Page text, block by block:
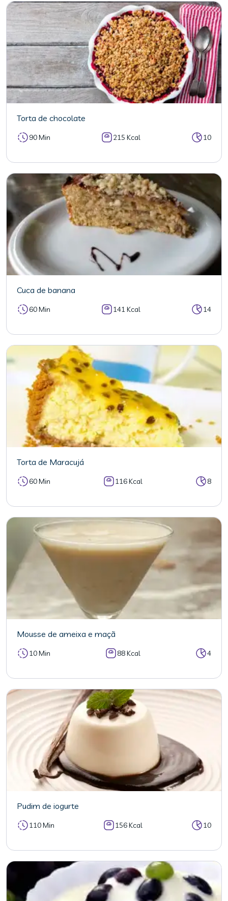
Torta de chocolate
90 Min 215 Kcal 10
Cuca de banana
60 Min 141 Kcal 14
Torta de Maracujá
60 Min 116 Kcal 8
Mousse de ameixa e maçã
10 Min 88 Kcal 4
Pudim de iogurte
110 Min 156 Kcal 10